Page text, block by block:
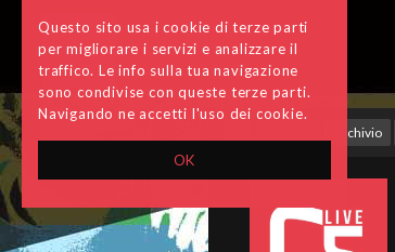
OK
Questo sito usa i cookie di terze parti
per migliorare i servizi e analizzare il
traffico. Le info sulla tua navigazione
sono condivise con queste terze parti.
Navigando ne accetti l'uso dei cookie.
Archivio